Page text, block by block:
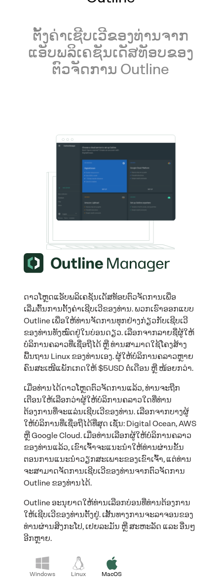
ຕັ້ງຄ່າເຊີບເວີຂອງທ່ານຈາກ
ແອັບພລິເຄຊັນເດັສທັອບຂອງ
ຕົວຈັດການ Outline
ດາວໂຫຼດແອັບພລິເຄຊັນເດັສທັອບຕົວຈັດການເພື່ອ
ເລີ່ມຕົ້ນການຕັ້ງຄ່າເຊີບເວີຂອງທ່ານ. ພວກເຮົາອອກແບບ
Outline ເພື່ອໃຫ້ທ່ານຈັດການທຸກຢ່າງກ່ຽວກັບເຊີບເວີ
ຂອງທ່ານທັງໝົດຢູ່ໃນບ່ອນດຽວ. ເລືອກຈາກລາຍຊື່ຜູ້ໃຫ້
ບໍລິການຄລາວທີ່ເຊື່ອຖືໄດ້ ຫຼື ທ່ານສາມາດໃຊ້ໂຄງສ້າງ
ພື້ນຖານ Linux ຂອງທ່ານເອງ. ຜູ້ໃຫ້ບໍລິການຄລາວຫຼາຍ
ຄົນສະເໜີແພັກເກດໃຫ້ $5USD ຕໍ່ເດືອນ ຫຼື ໜ້ອຍກວ່າ.
ເມື່ອທ່ານໄດ້ດາວໂຫຼດຕົວຈັດການແລ້ວ, ທ່ານຈະຖືກ
ເຕືອນໃຫ້ເລືອກວ່າຜູ້ໃຫ້ບໍລິການຄລາວໃດທີ່ທ່ານ
ຕ້ອງການທີ່ຈະແລ່ນເຊີບເວີຂອງທ່ານ. ເລືອກຈາກບາງຜູ້
ໃຫ້ບໍລິການທີ່ເຊື່ອຖືໄດ້ທີ່ສຸດ ເຊັ່ນ: Digital Ocean, AWS
ຫຼື Google Cloud. ເມື່ອທ່ານເລືອກຜູ້ໃຫ້ບໍລິການຄລາວ
ຂອງທ່ານແລ້ວ, ເຂົາເຈົ້າຈະແນະນຳໃຫ້ທ່ານຜ່ານຂັ້ນ
ຕອນການແນະນຳວຽກສະເພາະຂອງເຂົາເຈົ້າ, ແຕ່ທ່ານ
ຈະສາມາດຈັດການເຊີບເວີຂອງທ່ານຈາກຕົວຈັດການ
Outline ຂອງທ່ານໄດ້.
Outline ອະນຸຍາດໃຫ້ທ່ານເລືອກບ່ອນທີ່ທ່ານຕ້ອງການ
ໃຫ້ເຊີບເວີຂອງທ່ານຕັ້ງຢູ່. ເສັ້ນທາງການຈະລາຈອນຂອງ
ທ່ານຜ່ານສິງກະໂປ, ເຢຍລະມັນ ຫຼື ສະຫະລັດ ແລະ ອື່ນໆ
ອີກຫຼາຍ.
Windows Linux MacOS